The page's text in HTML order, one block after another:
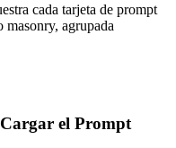
cada tarjeta de prompt
agrupada
el Prompt